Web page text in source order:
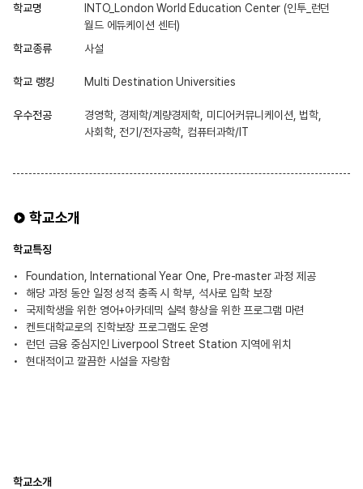
학교명
INTO_London World Education Center (인투_런던
월드 에듀케이션 센터)
학교종류
사설
학교 랭킹 Multi Destination Universities
우수전공
경영학, 경제학/계량경제학, 미디어커뮤니케이션, 법학,
사회학, 전기/전자공학, 컴퓨터과학/IT
학교소개
학교특징
Foundation, International Year One, Pre-master 과정 제공
해당 과정 동안 일정 성적 충족 시 학부, 석사로 입학 보장
국제학생을 위한 영어+아카데믹 실력 향상을 위한 프로그램 마련
켄트대학교로의 진학보장 프로그램도 운영
런던 금융 중심지인 Liverpool Street Station 지역에 위치
현대적이고 깔끔한 시설을 자랑함
학교소개